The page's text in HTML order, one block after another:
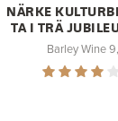
NÄRKE
TA I TRÄ
Barley Wine